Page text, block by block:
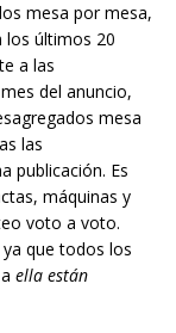
mesa por mesa,
los últimos 20
a las
del anuncio,
mesa
las
publicación. Es
máquinas y
voto a voto.
que todos los
ella están